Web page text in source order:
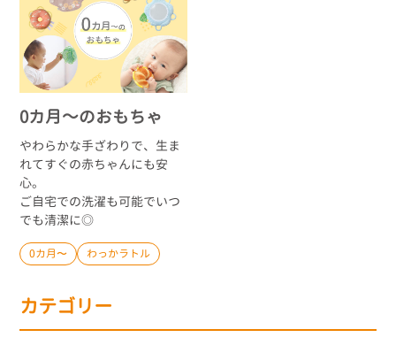
0カ月～のおもちゃ
やわらかな手ざわりで、生ま
れてすぐの赤ちゃんにも安
心。
ご自宅での洗濯も可能でいつ
でも清潔に◎
0カ月〜 わっかラトル
カテゴリー